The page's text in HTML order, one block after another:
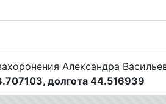
долгота 44.516939